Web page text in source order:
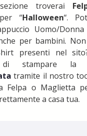
troverai
“Halloween“.
Uomo/
per bambini.
presenti nel
di stampare
tramite il nostro
Felpa o Maglietta
a casa tua.